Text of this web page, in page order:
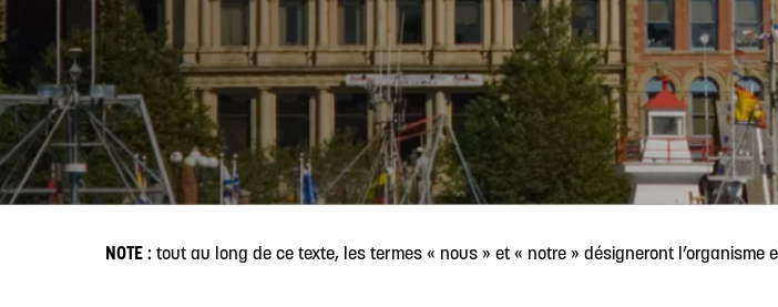
NOTE : tout au long de ce texte, les termes « nous » et « notre » désigneront l’organisme